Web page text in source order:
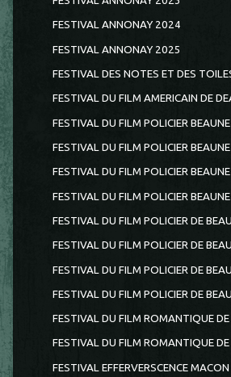
FESTIVAL ANNONAY 2024
FESTIVAL ANNONAY 2025
FESTIVAL DES NOTES ET DES
FESTIVAL DU FILM AMERICAIN DE
FESTIVAL DU FILM POLICIER
FESTIVAL DU FILM POLICIER
FESTIVAL DU FILM POLICIER
FESTIVAL DU FILM POLICIER
FESTIVAL DU FILM POLICIER DE
FESTIVAL DU FILM POLICIER DE
FESTIVAL DU FILM POLICIER DE
FESTIVAL DU FILM POLICIER DE
FESTIVAL DU FILM ROMANTIQUE
FESTIVAL DU FILM ROMANTIQUE
FESTIVAL EFFERVERSCENCE